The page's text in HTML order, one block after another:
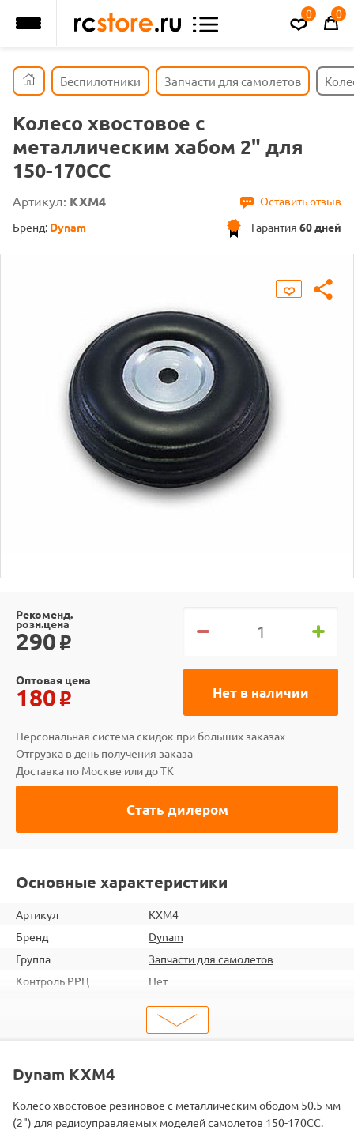
0 0
Беспилотники Запчасти для самолетов
Колесо хвостовое с
металлическим хабом 2" для
150-170CC
Артикул: КХМ4
Оставить отзыв
Гарантия 60 дней
Бренд: Dynam
Рекоменд.
розн.цена
290 o
Нет в наличии
Оптовая цена
180 o
Персональная система скидок при больших заказах
Отгрузка в день получения заказа
Доставка по Москве или до ТК
Стать дилером
Основные характеристики
Артикул
КХМ4
Бренд
Dynam
Группа
Запчасти для самолетов
Контроль РРЦ
Нет
2000000021201
Запчасти для самолетов
Dynam КХМ4
Колесо хвостовое резиновое с металлическим ободом 50.5 мм
(2") для радиоуправляемых моделей самолетов 150-170CC.